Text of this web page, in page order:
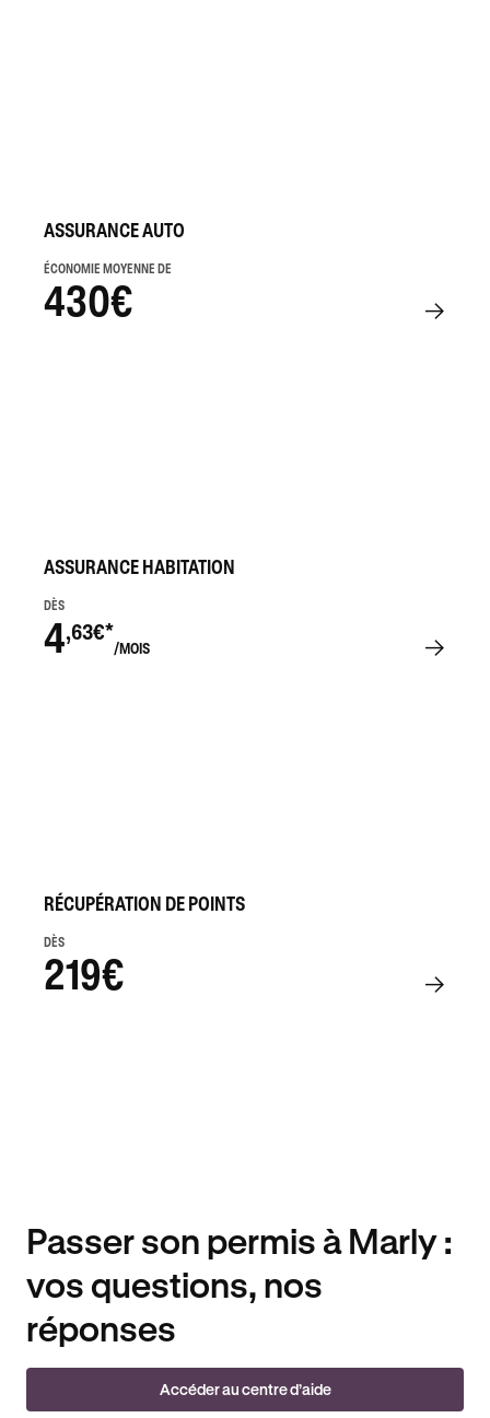
ASSURANCE AUTO
ÉCONOMIE MOYENNE DE
430€
ASSURANCE HABITATION
DÈS
4,63€*
/MOIS
RÉCUPÉRATION DE POINTS
DÈS
219€
Passer son permis à Marly :
vos questions, nos
réponses
Accéder au centre d’aide